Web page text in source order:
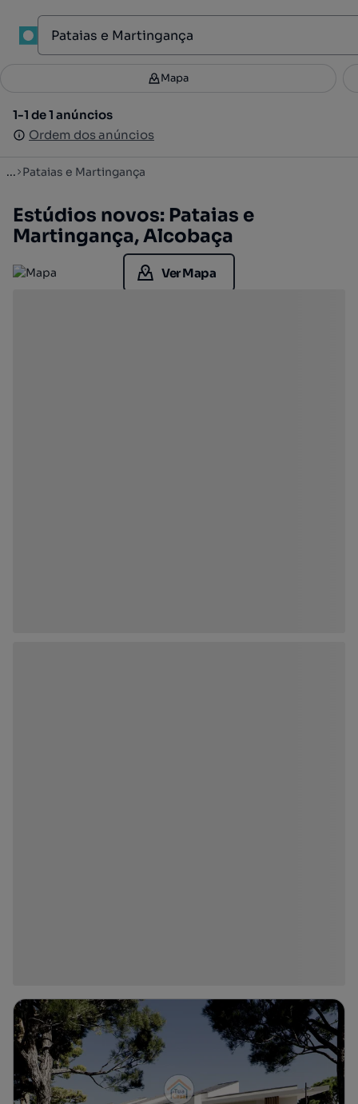
Filtros 3
1-1 de 1 anúncios
Ordem dos anúncios
Mapa
1-1 de 1 anúncios
Ordem dos anúncios
... Pataias e Martingança
Estúdios novos: Pataias e
Martingança, Alcobaça
Ver Mapa